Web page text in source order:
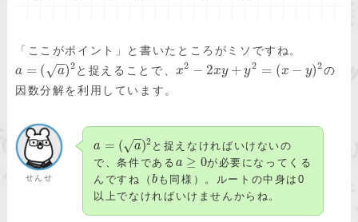
「ここがポイント」と書いたところがミソですね。
a = ( a
−
−
√ )2 と捉えることで、x2 − 2xy + y2 = (x − y)2の
因数分解を利用しています。
せんせ
a = ( a
−
−
√ )2 と捉えなければいけないの
で、条件である a ≥ 0が必要になってくる
んですね（b も同様）。ルートの中身は0
以上でなければいけませんからね。